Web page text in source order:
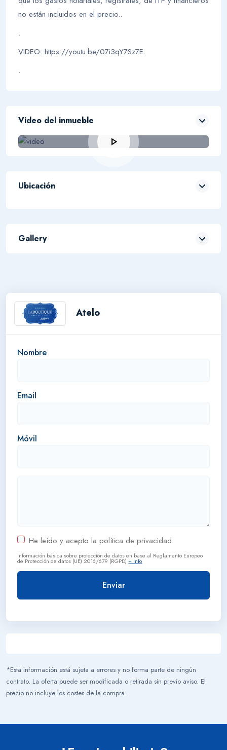
no están incluidos en el precio..
.
VIDEO: https://youtu.be/07i3qY7Sz7E.
.
Video del inmueble
play_arrow
Ubicación
Gallery
Atelo
Nombre
Email
Móvil
He leído y acepto la política de privacidad
Información básica sobre protección de datos en base al Reglamento Europeo
de Protección de datos (UE) 2016/679 (RGPD)+ Info
*Esta información está sujeta a errores y no forma parte de ningún
contrato. La oferta puede ser modificada o retirada sin previo aviso. El
precio no incluye los costes de la compra.